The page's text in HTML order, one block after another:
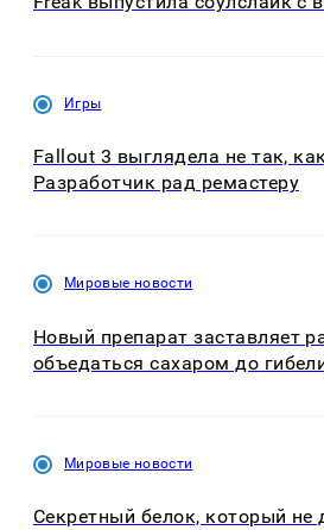
Игры
Fallout 3 выглядела не так,
Разработчик рад ремастеру
Мировые новости
Новый препарат заставляет
объедаться сахаром до
Мировые новости
Секретный белок, который не